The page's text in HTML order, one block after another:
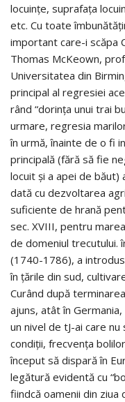
locuinţe, suprafaţa
etc. Cu toate
important care-i scăpa
Thomas McKeown,
Universitatea din
principal al regresiei
rând “dorinţa unui trai
urmare, regresia
în urmă, înainte de o fi
principală (fără să fie
locuit şi a apei de
dată cu dezvoltarea
suficiente de hrană
sec. XVIII, pentru
de domeniul trecutului.
(1740-1786), a
în ţările din sud,
Curând după
ajuns, atât în
un nivel de tJ-ai care
condiţii, frecvenţa
început să dispară în
legătură evidentă cu
fiindcă oamenii din ziua